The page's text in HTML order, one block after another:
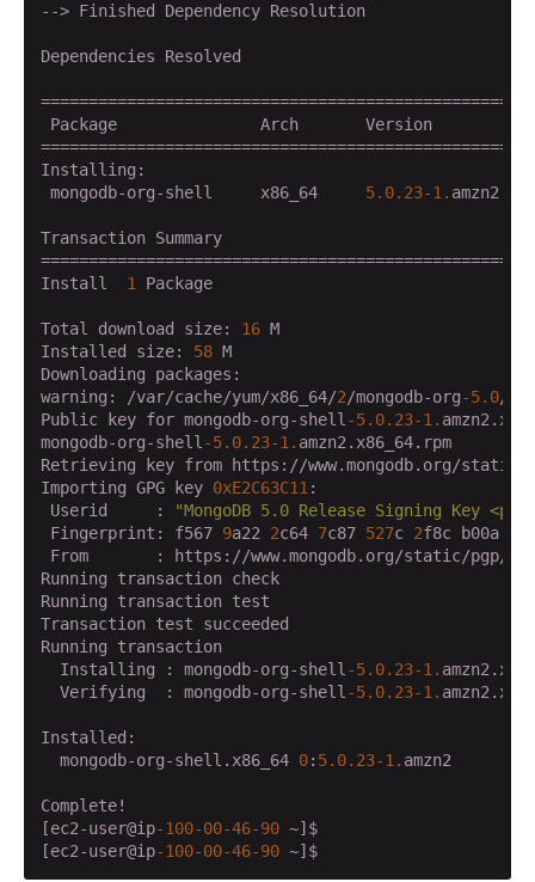
--> Finished Dependency Resolution
Dependencies Resolved
Package               Arch       Version
Installing:
mongodb-org-shell     x86_64 5.0.23-1. amzn2
Transaction Summary
Install 1 Package
Total download size: 16 M
Installed size: 58 M
Downloading packages:
warning: /var/cache/yum/x86_64/2/mongodb-org-5.0/
Public key for mongodb-org-shell -5.0.23-1.
mongodb-org-shell -5.0.23-1. amzn2.x86_64.rpm
Retrieving key from https://www.mongodb.org/static/
Importing GPG key 0xE2C63C11 :
Userid     :
"MongoDB 5.0 Release Signing Key
Fingerprint: f567 9a22 2c64 7c87 527c 2f8c b00a
From       : https://www.mongodb.org/static/pgp/
Running transaction check
Running transaction test
Transaction test succeeded
Running transaction
  Installing : mongodb-org-shell
-5.0.23-1.
  Verifying  : mongodb-org-shell
-5.0.23-1.
Installed:
  mongodb-org-shell.x86_64
0: 5.0.23-1. amzn2
Complete!
[ec2-user@ip-100-00-46-90 ~]$
[ec2-user@ip-100-00-46-90 ~]$